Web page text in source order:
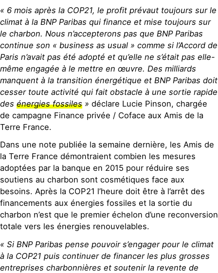
« 6 mois après la COP21, le profit prévaut toujours sur le
climat à la BNP Paribas qui finance et mise toujours sur
le charbon. Nous n’accepterons pas que BNP Paribas
continue son « business as usual » comme si l’Accord de
Paris n’avait pas été adopté et qu’elle ne s’était pas elle-
même engagée à le mettre en œuvre. Des milliards
manquent à la transition énergétique et BNP Paribas doit
cesser toute activité qui fait obstacle à une sortie rapide
des énergies fossiles » déclare Lucie Pinson, chargée
de campagne Finance privée / Coface aux Amis de la
Terre France.
Dans une note publiée la semaine dernière, les Amis de
la Terre France démontraient combien les mesures
adoptées par la banque en 2015 pour réduire ses
soutiens au charbon sont cosmétiques face aux
besoins. Après la COP21 l’heure doit être à l’arrêt des
financements aux énergies fossiles et la sortie du
charbon n’est que le premier échelon d’une reconversion
totale vers les énergies renouvelables.
« Si BNP Paribas pense pouvoir s’engager pour le climat
à la COP21 puis continuer de financer les plus grosses
entreprises charbonnières et soutenir la revente de